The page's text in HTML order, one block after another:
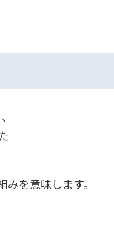
を意味します。